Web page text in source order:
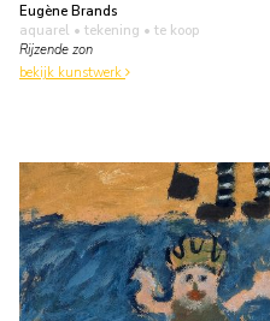
Eugène Brands
aquarel • tekening • te koop
Rijzende zon
bekijk kunstwerk